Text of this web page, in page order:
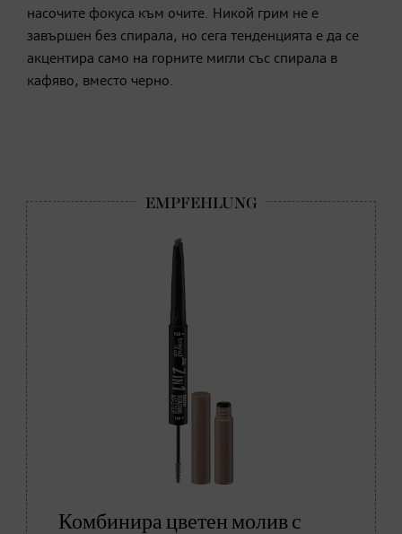
насочите фокуса към очите. Никой грим не е
завършен без спирала, но сега тенденцията е да се
акцентира само на горните мигли със спирала в
кафяво, вместо черно.
Комбинира цветен молив с